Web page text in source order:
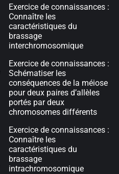
Exercice de connaissances :
Connaître les
caractéristiques du
brassage
interchromosomique
Exercice de connaissances :
Schématiser les
conséquences de la méiose
pour deux paires d’allèles
portés par deux
chromosomes différents
Exercice de connaissances :
Connaître les
caractéristiques du
brassage
intrachromosomique